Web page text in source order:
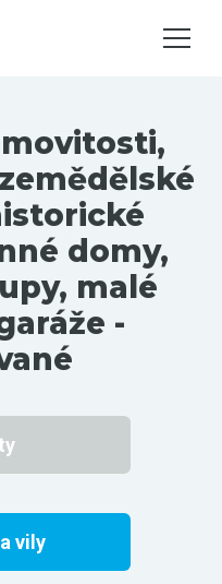
domy,
malé
-
vily